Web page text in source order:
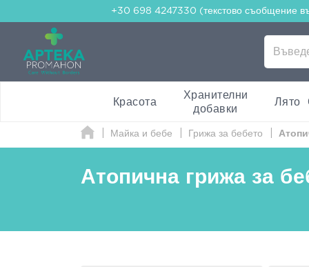
+30 698 4247330 (текстово съобщение
Красота
Хранителни
добавки
Лято
Майка и бебе Грижа за бебето
Атопична грижа за